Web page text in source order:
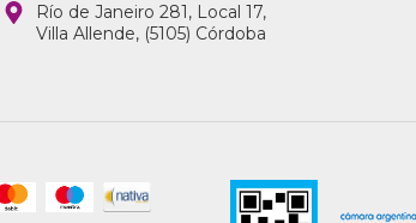
Río de Janeiro 281, Local 17,
Villa Allende, (5105) Córdoba